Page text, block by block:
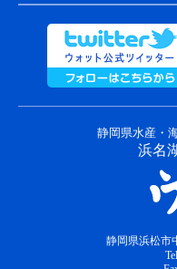
静岡県水産・
浜名
静岡県浜松市